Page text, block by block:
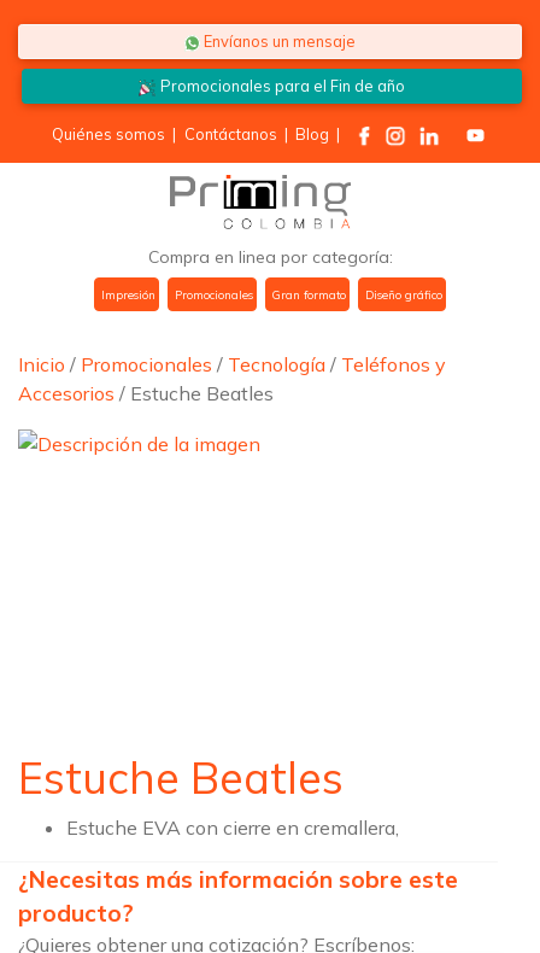
Envíanos un mensaje
Promocionales para elFin de año
Quiénes somos | Contáctanos | Blog |
Compra en linea por categoría:
Impresión Promocionales Gran formato Diseño gráfico
Inicio / Promocionales / Tecnología / Teléfonos y
Accesorios / Estuche Beatles
Estuche Beatles
Estuche EVA con cierre en cremallera,
¿Necesitas más información sobre este
producto?
¿Quieres obtener una cotización? Escríbenos: